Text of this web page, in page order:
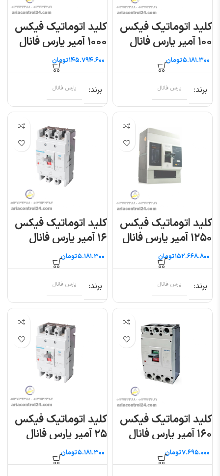
کلید اتوماتیک فیکس
۱۰۰ آمپر پارس فانال
تومان
برند پارس فانال
کلید اتوماتیک فیکس
۱۰۰۰ آمپر پارس فانال
تومان
برند پارس فانال
کلید اتوماتیک فیکس
۱۲۵۰ آمپر پارس فانال
تومان
برند پارس فانال
کلید اتوماتیک فیکس
۱۶ آمپر پارس فانال
تومان
برند پارس فانال
کلید اتوماتیک فیکس
۱۶۰ آمپر پارس فانال
تومان
کلید اتوماتیک فیکس
۲۵ آمپر پارس فانال
تومان